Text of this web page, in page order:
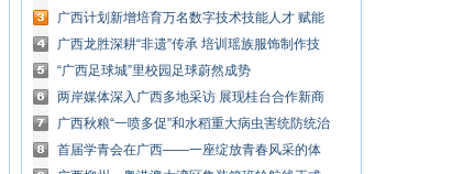
西钦州召开
广西计划新增培育万名数字技术技能人才 赋能
经济发展
广西龙胜深耕“非遗”传承 培训瑶族服饰制作技
艺
“广西足球城”里校园足球蔚然成势
两岸媒体深入广西多地采访 展现桂台合作新商
机
广西秋粮“一喷多促”和水稻重大病虫害统防统治
显成效
首届学青会在广西——一座绽放青春风采的体